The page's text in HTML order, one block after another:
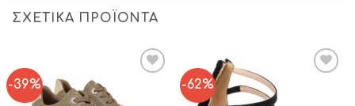
ΣΧΕΤΙΚΆ ΠΡΟΪΌΝΤΑ
-39% -62%